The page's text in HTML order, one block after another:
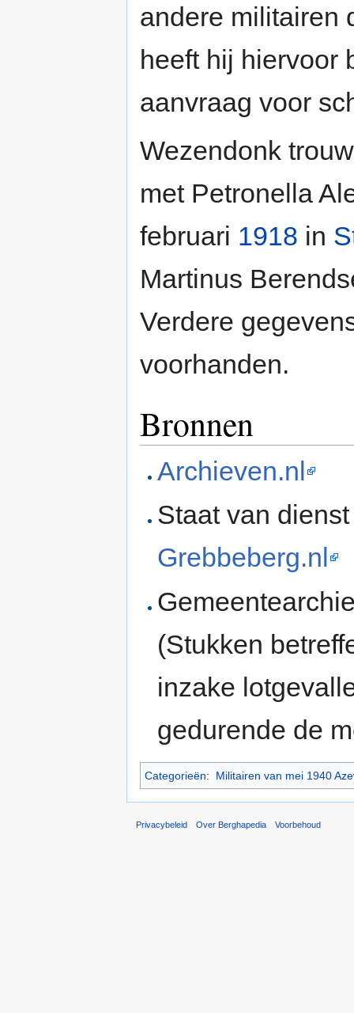
andere militairen
heeft hij hiervoor
aanvraag voor
Wezendonk
met Petronella
februari 1918 in
Martinus
Verdere
voorhanden.
Bronnen
Archieven.nl
Staat van
Grebbeberg.nl
(Stukken
inzake
gedurende de
Categorieën: Militairen van mei 1940
Privacybeleid Over Berghapedia Voorbehoud